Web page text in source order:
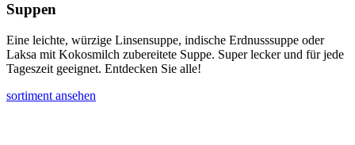
Suppen
Eine leichte, würzige Linsensuppe, indische Erdnusssuppe oder
Laksa mit Kokosmilch zubereitete Suppe. Super lecker und für jede
Tageszeit geeignet. Entdecken Sie alle!
sortiment ansehen